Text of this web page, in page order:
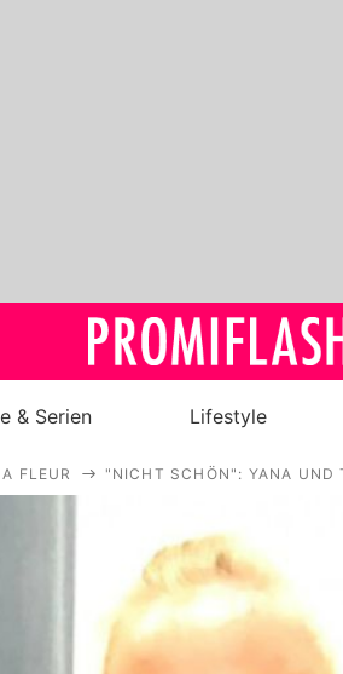
Royals
Stars
Filme & Serien
Lifestyle
& Serien Lifestyle
FLEUR "NICHT SCHÖN": YANA UND